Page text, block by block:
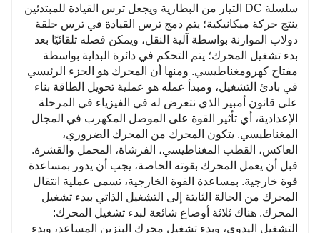
سلسلة DC التيار من البطارية ويجعل ترس القيادة للمبتدئين
ينتج حركة ميكانيكية؛ يتم دمج ترس القيادة في ترس حلقة
دولاب الموازنة بواسطة آلية النقل، ويمكن فصله تلقائيًا بعد
بدء تشغيل المحرك؛ يتم التحكم في دائرة البداية بواسطة
مفتاح كهرومغناطيسي. ومنها أن المحرك هو الجزء الرئيسي
في بادئ التشغيل، ومبدأ عمله هو عملية تحويل الطاقة بناء
على قانون أمبير الذي نتعرض له في الفيزياء في المرحلة
الإعدادية، أي تأثير القوة على الموصل المكهرب في المجال
المغناطيسي. يتكون المحرك من المحرك الضروري،
العاكس، القطب المغناطيسي، الفرشاة، المحمل والقشرة.
قبل أن يعمل المحرك بقوته الخاصة، يجب أن يدور بمساعدة
قوة خارجية. بمساعدة القوة الخارجية، تسمى عملية انتقال
المحرك من الحالة الثابتة إلى التشغيل الذاتي ببدء تشغيل
المحرك. هناك ثلاثة أوضاع شائعة لبدء تشغيل المحرك:
التشغيل اليدوي، وبدء تشغيل محرك البنزين المساعد، وبدء